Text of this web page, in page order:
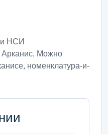
и НСИ
Арканис, Можно
, номенклатура-и-